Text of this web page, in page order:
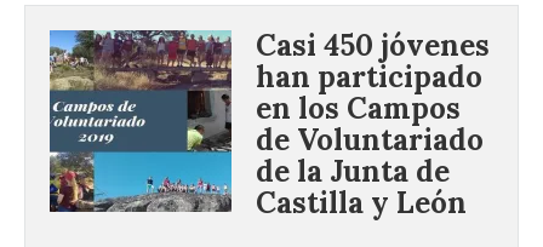
Casi 450 jóvenes
han participado
en los Campos
de Voluntariado
de la Junta de
Castilla y León